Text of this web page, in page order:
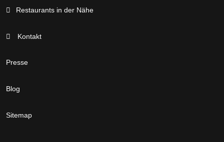
Restaurants in der Nähe
Kontakt
Presse
Blog
Sitemap